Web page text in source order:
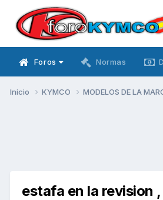
Foros Normas
Inicio KYMCO MODELOS DE LA
estafa en la revision